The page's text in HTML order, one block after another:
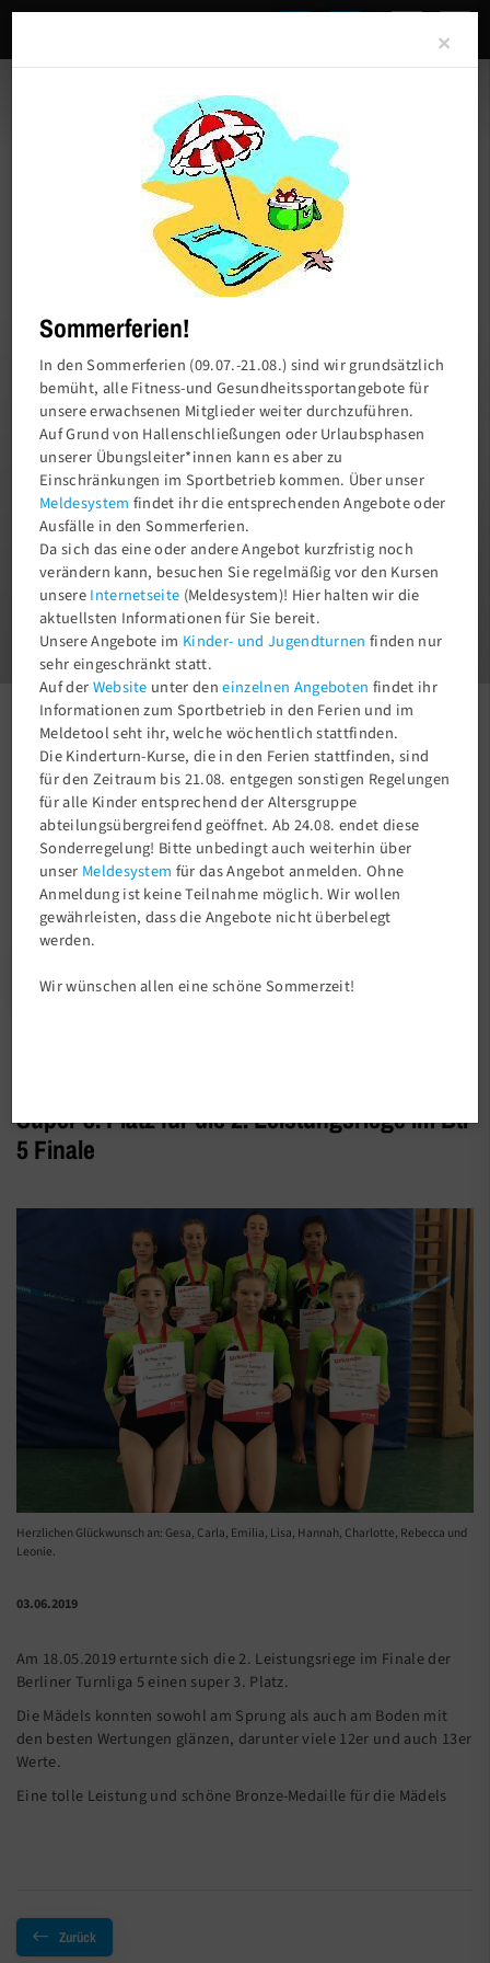
Charlottenburger Turn- und Sportverein von
1858 e.V.
1 3
Aktuelles Newsroom Super 3. Platz für die 2. Leistungsriege im Btl 5 Finale
Super 3. Platz für die 2. Leistungsriege im Btl
5 Finale
Herzlichen Glückwunsch an: Gesa, Carla, Emilia, Lisa, Hannah, Charlotte, Rebecca und
Leonie.
03.06.2019
Am 18.05.2019 erturnte sich die 2. Leistungsriege im Finale der
Berliner Turnliga 5 einen super 3. Platz.
Die Mädels konnten sowohl am Sprung als auch am Boden mit
den besten Wertungen glänzen, darunter viele 12er und auch 13er
Werte.
Eine tolle Leistung und schöne Bronze-Medaille für die Mädels
Zurück
×
Sommerferien!
In den Sommerferien (09.07.-21.08.) sind wir grundsätzlich
bemüht, alle Fitness-und Gesundheitssportangebote für
unsere erwachsenen Mitglieder weiter durchzuführen.
Auf Grund von Hallenschließungen oder Urlaubsphasen
unserer Übungsleiter*innen kann es aber zu
Einschränkungen im Sportbetrieb kommen. Über unser
Meldesystem findet ihr die entsprechenden Angebote oder
Ausfälle in den Sommerferien.
Da sich das eine oder andere Angebot kurzfristig noch
verändern kann, besuchen Sie regelmäßig vor den Kursen
unsereInternetseite (Meldesystem)! Hier halten wir die
aktuellsten Informationen für Sie bereit.
Unsere Angebote im Kinder- und Jugendturnen finden nur
sehr eingeschränkt statt.
Auf derWebsite unter deneinzelnen Angeboten findet ihr
Informationen zum Sportbetrieb in den Ferien und im
Meldetool seht ihr, welche wöchentlich stattfinden.
Die Kinderturn-Kurse, die in den Ferien stattfinden, sind
für den Zeitraum bis 21.08. entgegen sonstigen Regelungen
für alle Kinder entsprechend der Altersgruppe
abteilungsübergreifend geöffnet. Ab 24.08. endet diese
Sonderregelung! Bitte unbedingt auch weiterhin über
unser Meldesystem für das Angebot anmelden. Ohne
Anmeldung ist keine Teilnahme möglich. Wir wollen
gewährleisten, dass die Angebote nicht überbelegt
werden.
Wir wünschen allen eine schöne Sommerzeit!